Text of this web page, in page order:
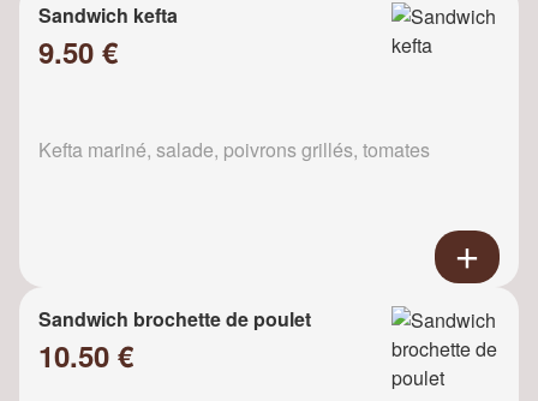
Sandwich kefta
9.50 €
Kefta mariné, salade, poivrons grillés, tomates
Sandwich brochette de poulet
10.50 €